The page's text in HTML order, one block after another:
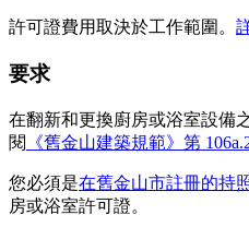
許可證費用取決於工作範圍。
要求
在翻新和更換廚房或浴室設備
閱
《舊金山建築規範》第
您必須是在舊金山市註冊的持
房或浴室許可證。